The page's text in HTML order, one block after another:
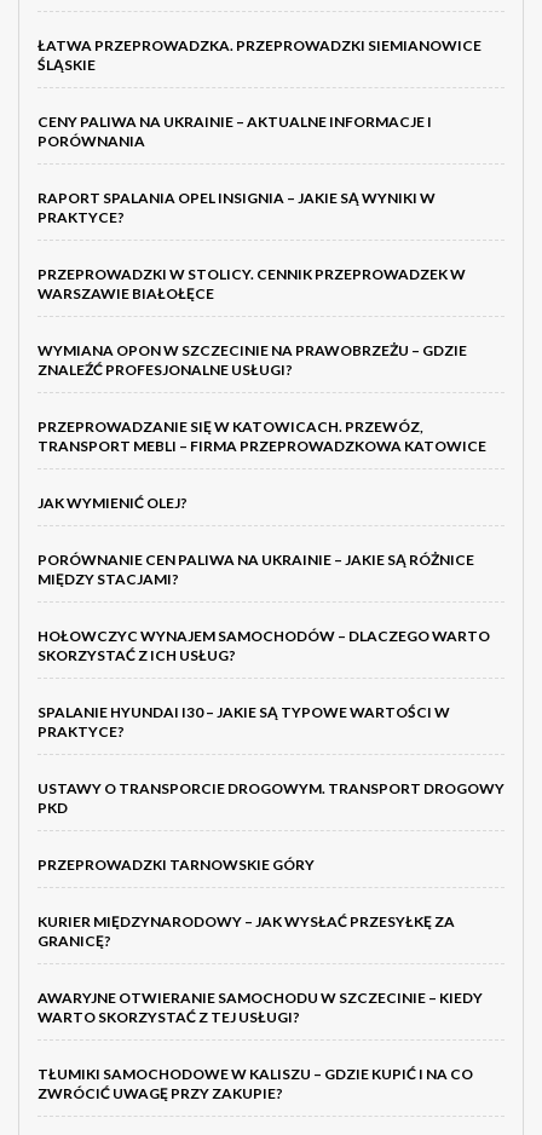
ŁATWA PRZEPROWADZKA. PRZEPROWADZKI SIEMIANOWICE
ŚLĄSKIE
CENY PALIWA NA UKRAINIE – AKTUALNE INFORMACJE I
PORÓWNANIA
RAPORT SPALANIA OPEL INSIGNIA – JAKIE SĄ WYNIKI W
PRAKTYCE?
PRZEPROWADZKI W STOLICY. CENNIK PRZEPROWADZEK W
WARSZAWIE BIAŁOŁĘCE
WYMIANA OPON W SZCZECINIE NA PRAWOBRZEŻU – GDZIE
ZNALEŹĆ PROFESJONALNE USŁUGI?
PRZEPROWADZANIE SIĘ W KATOWICACH. PRZEWÓZ,
TRANSPORT MEBLI – FIRMA PRZEPROWADZKOWA KATOWICE
JAK WYMIENIĆ OLEJ?
PORÓWNANIE CEN PALIWA NA UKRAINIE – JAKIE SĄ RÓŻNICE
MIĘDZY STACJAMI?
HOŁOWCZYC WYNAJEM SAMOCHODÓW – DLACZEGO WARTO
SKORZYSTAĆ Z ICH USŁUG?
SPALANIE HYUNDAI I30 – JAKIE SĄ TYPOWE WARTOŚCI W
PRAKTYCE?
USTAWY O TRANSPORCIE DROGOWYM. TRANSPORT DROGOWY
PKD
PRZEPROWADZKI TARNOWSKIE GÓRY
KURIER MIĘDZYNARODOWY – JAK WYSŁAĆ PRZESYŁKĘ ZA
GRANICĘ?
AWARYJNE OTWIERANIE SAMOCHODU W SZCZECINIE – KIEDY
WARTO SKORZYSTAĆ Z TEJ USŁUGI?
TŁUMIKI SAMOCHODOWE W KALISZU – GDZIE KUPIĆ I NA CO
ZWRÓCIĆ UWAGĘ PRZY ZAKUPIE?